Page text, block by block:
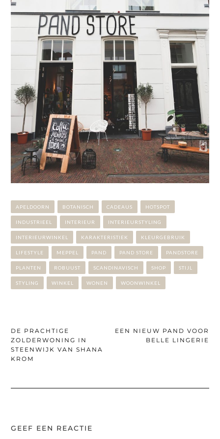
APELDOORN BOTANISCH CADEAUS HOTSPOT
INDUSTRIEEL INTERIEUR INTERIEURSTYLING
INTERIEURWINKEL KARAKTERISTIEK KLEURGEBRUIK
LIFESTYLE MEPPEL PAND PAND STORE PANDSTORE
PLANTEN ROBUUST SCANDINAVISCH SHOP STIJL
STYLING WINKEL WONEN WOONWINKEL
Bericht
navigatie
EEN NIEUW PAND VOOR
BELLE LINGERIE
DE PRACHTIGE
ZOLDERWONING IN
STEENWIJK VAN SHANA
KROM
GEEF EEN REACTIE